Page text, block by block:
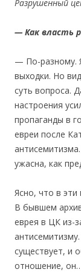
Разрушенный
— Как власть
— По-разному.
выходки. Но
суть вопроса.
настроения
пропаганды в
евреи после
ужасна, как
Ясно, что в эти
В бывшем
еврея в ЦК из-
существует, и
отношение,